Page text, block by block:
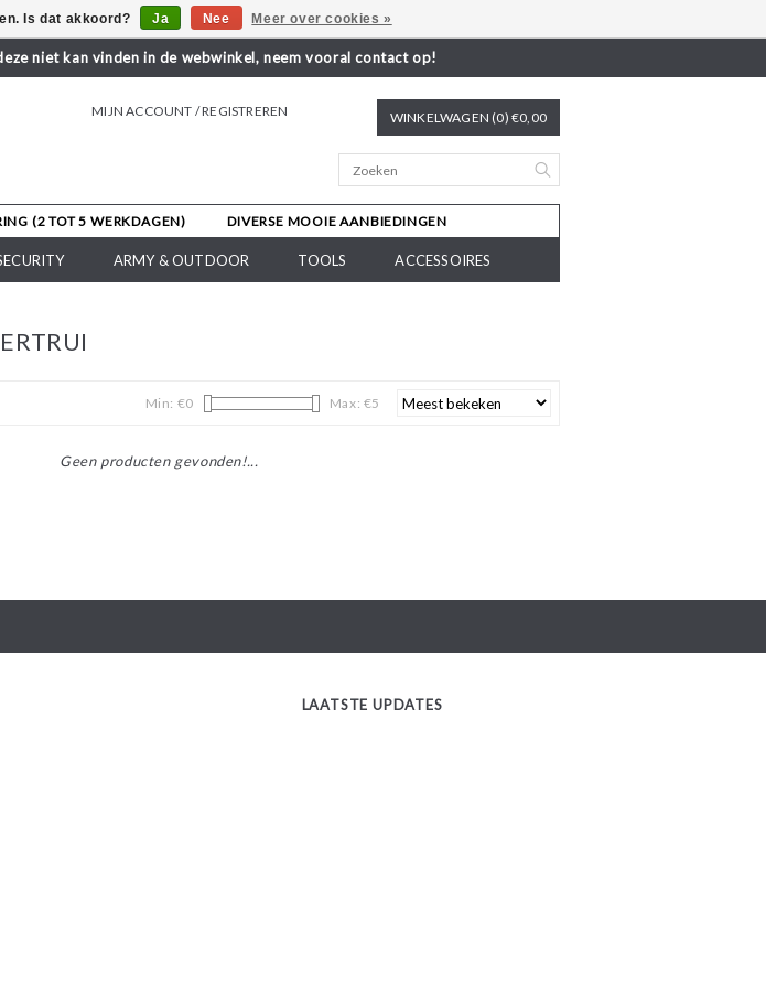
niet kan vinden in de webwinkel, neem vooral contact op!
MIJN ACCOUNT / REGISTREREN WINKELWAGEN (0) €0,00
(2 TOT 5 WERKDAGEN) DIVERSE MOOIE AANBIEDINGEN
ARMY & OUTDOOR TOOLS ACCESSOIRES
Min: €0 Max: €5
Geen producten gevonden!...
LAATSTE UPDATES
Is dat akkoord? Ja Nee Meer over cookies »